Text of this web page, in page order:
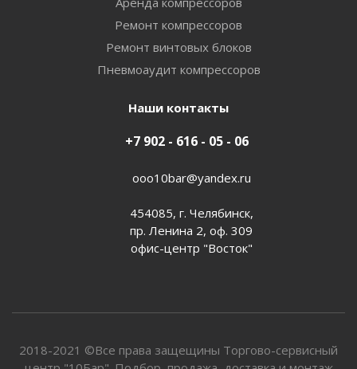
Ремонт компрессоров
Ремонт винтовых блоков
Пневмоаудит компрессоров
Наши контакты
+7 902 - 616 - 05 - 06
ooo10bar@yandex.ru
454085, г. Челябинск,
пр. Ленина 2, оф. 309
офис-центр "Восток"
2018-2021 ©Все права защещины Торгово-сервисный